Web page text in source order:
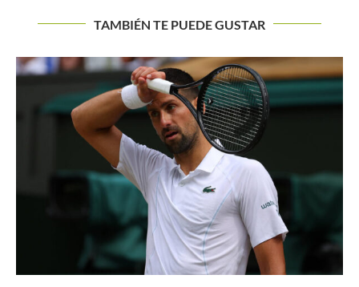
TAMBIÉN TE PUEDE GUSTAR
Galán celebra su cumpleaños con una victoria
BUSCAR